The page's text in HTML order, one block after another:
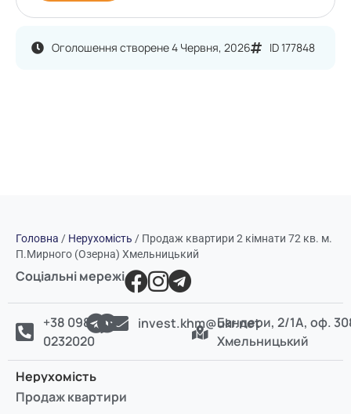
Оголошення створене 4 Червня, 2026 ID 177848
Головна / Нерухомість / Продаж квартири 2 кімнати 72 кв. м.
П.Мирного (Озерна) Хмельницький
Соціальні мережі
+38 098
0232020
invest.khm@ukr.netБандери, 2/1А, оф.
Хмельницький
Нерухомість
Продаж квартири